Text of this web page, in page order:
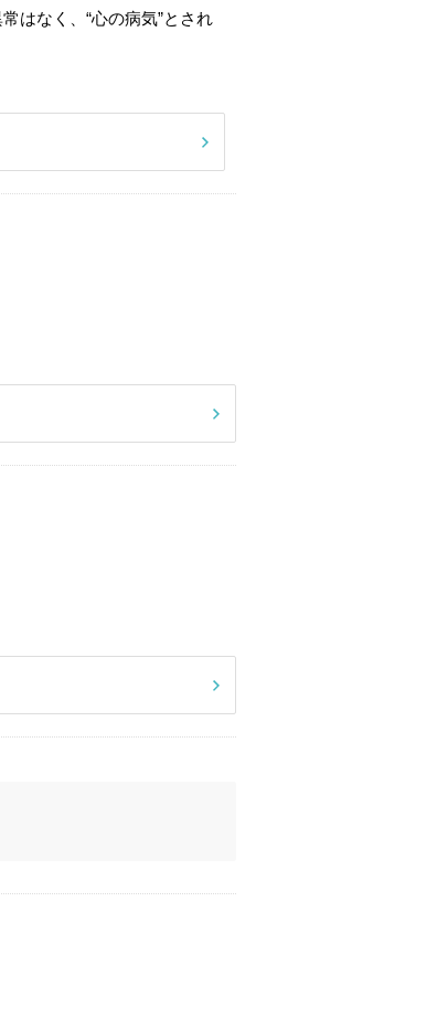
はなく、“心の病気”とされ